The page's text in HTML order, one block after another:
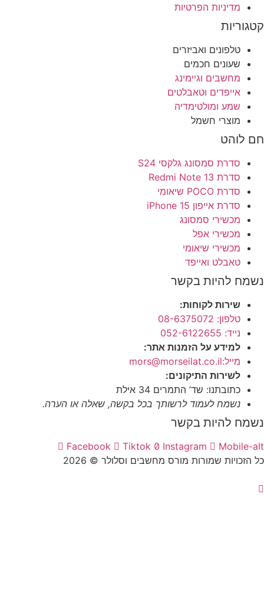
מדיניות הפרטיות
טלפונים ואביזרים
שעונים חכמים
מחשבים וגיימינג
אייפדים וטאבלטים
שמע ומולטימדיה
מוצרי חשמל
סדרת סמסונג גלקסי S24
סדרת Redmi Note 13
סדרת POCO שיאומי
סדרת אייפון 15 iPhone
מכשירי סמסונג
מכשירי אפל
מכשירי שיאומי
טאבלט ואייפד
להיות בקשר
שירות לקוחות:
טלפון: 08-6375072
נייד: 052-6122655
למידע על הזמנות אתר:
מייל:mors@morseilat.co.il
לשירות התיקונים:
כתובתנו: שד’ התמרים 34 אילת
נשמח לעמוד לרשותך בכל בקשה, שאלה או הערה.
להיות בקשר
Facebook Tiktok Instagram
שמורות מורס מחשבים וסלולר © 2026